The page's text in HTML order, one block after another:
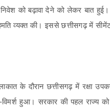
निवेश को बढ़ावा देने को लेकर बात
व्यक्त की। इससे छत्तीसगढ़ में
के दौरान छत्तीसगढ़ में रक्षा
हुआ। सरकार की पहल राज्य